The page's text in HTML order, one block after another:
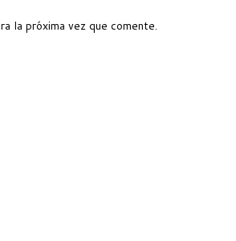
la próxima vez que comente.